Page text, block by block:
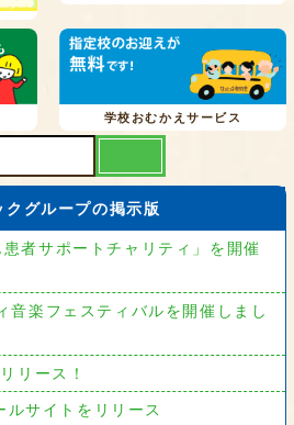
学校おむかえサービス
クグループの掲示版
者サポートチャリティ」を開催
音楽フェスティバルを開催しまし
リース！
サイトをリリース